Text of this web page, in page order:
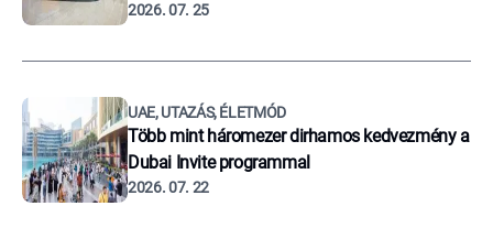
2026. 07. 25
UAE, UTAZÁS, ÉLETMÓD
Több mint háromezer dirhamos kedvezmény a
Dubai Invite programmal
2026. 07. 22